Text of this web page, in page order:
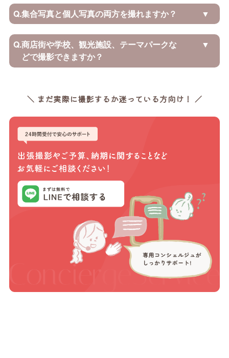
Q.集合写真と個人写真の両方を撮れますか？
Q.商店街や学校、観光施設、テーマパークな
どで撮影できますか？
＼ まだ実際に撮影するか迷っている方向け！ ／